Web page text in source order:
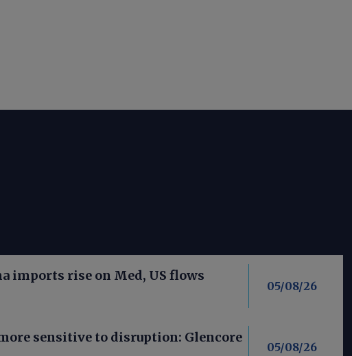
imports rise on Med, US flows
05/08/26
sensitive to disruption: Glencore
05/08/26